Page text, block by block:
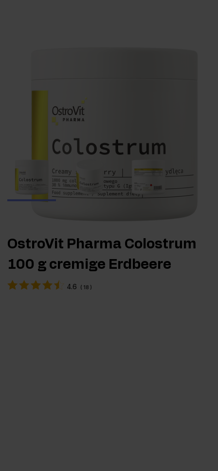
OstroVit Pharma Colostrum
100 g cremige Erdbeere
4.6 ( 18 )